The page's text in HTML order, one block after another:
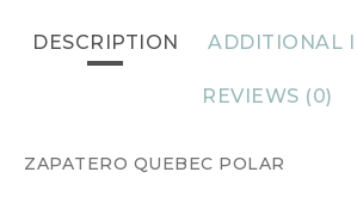
DESCRIPTION ADDITIONAL
REVIEWS (0)
ZAPATERO QUEBEC POLAR